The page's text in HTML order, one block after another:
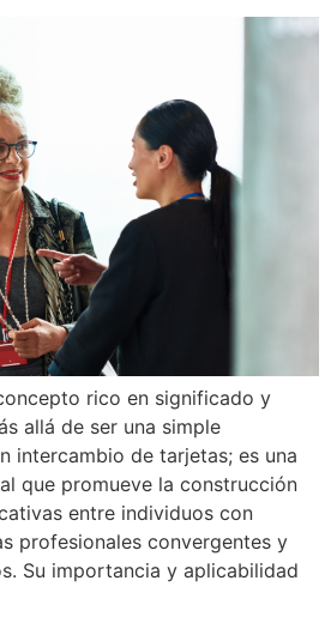
rico en significado y
allá de ser una simple
intercambio de tarjetas; es una
que promueve la construcción
entre individuos con
profesionales convergentes y
Su importancia y aplicabilidad